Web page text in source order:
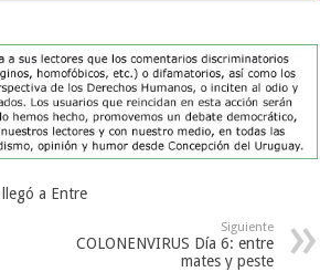
a Entre
Siguiente
COLONENVIRUS Día 6: entre
mates y peste